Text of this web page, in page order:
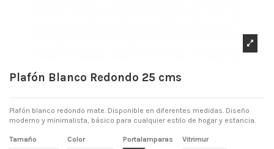
Plafón Blanco Redondo 25 cms
Plafón blanco redondo mate. Disponible en diferentes medidas. Diseño
moderno y minimalista, básico para cualquier estilo de hogar y estancia.
Tamaño Color
Portalamparas
Vitrimur